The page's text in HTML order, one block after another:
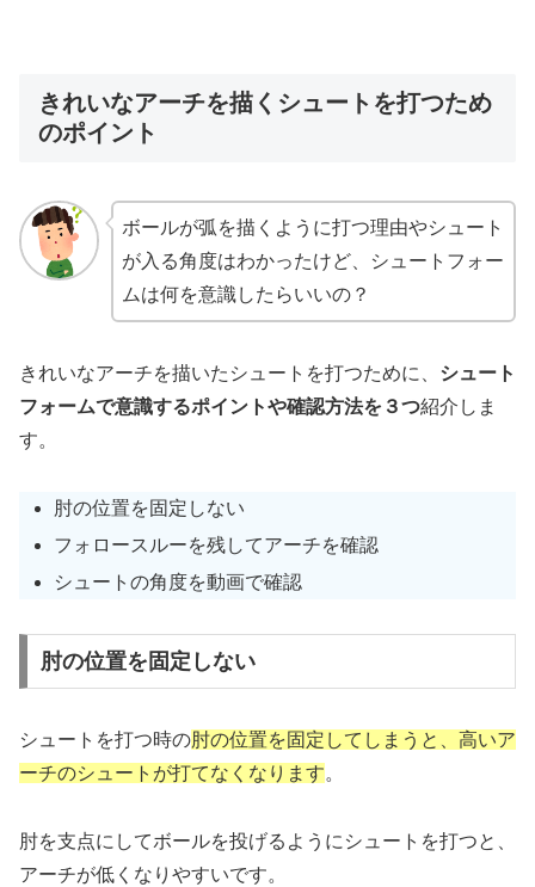
きれいなアーチを描くシュートを打つため
のポイント
ボールが弧を描くように打つ理由やシュート
が入る角度はわかったけど、シュートフォー
ムは何を意識したらいいの？
きれいなアーチを描いたシュートを打つために、 シュート
フォームで意識するポイントや確認方法を３つ紹介しま
す。
肘の位置を固定しない
フォロースルーを残してアーチを確認
シュートの角度を動画で確認
肘の位置を固定しない
シュートを打つ時の肘の位置を固定してしまうと、高いア
ーチのシュートが打てなくなります。
肘を支点にしてボールを投げるようにシュートを打つと、
アーチが低くなりやすいです。